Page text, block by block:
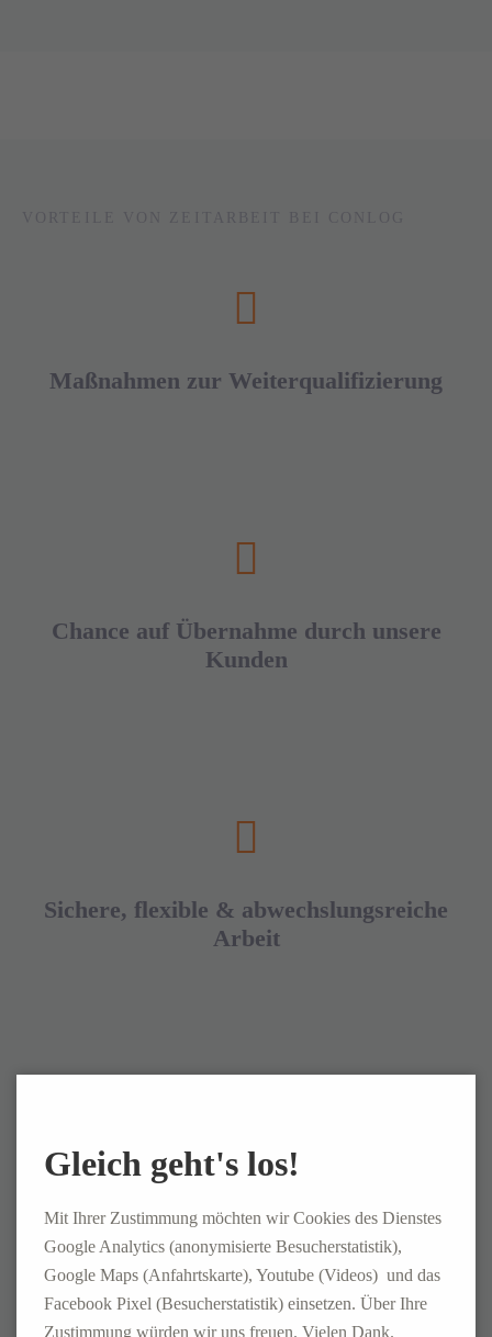
Maßnahmen zur Weiterqualifizierung
Chance auf Übernahme durch unsere
Kunden
Sichere, flexible & abwechslungsreiche
Arbeit
Gleich geht's los!
Mit Ihrer Zustimmung möchten wir Cookies des Dienstes
Google Analytics (anonymisierte Besucherstatistik),
Google Maps (Anfahrtskarte), Youtube (Videos) und das
Facebook Pixel (Besucherstatistik) einsetzen. Über Ihre
Zustimmung würden wir uns freuen. Vielen Dank.